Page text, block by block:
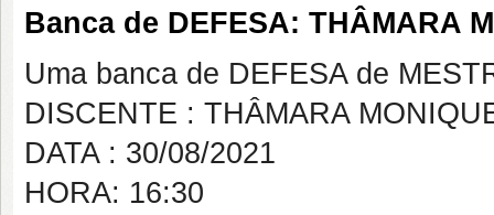
Banca de DEFESA: THÂMARA
Uma banca de DEFESA de
DISCENTE : THÂMARA
DATA : 30/08/2021
HORA: 16:30